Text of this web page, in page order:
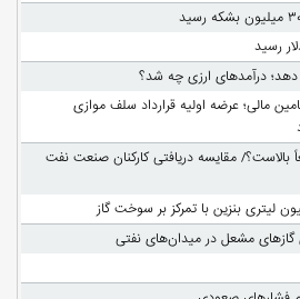
درآمدهای ارزی چه شد؟
مالی؛ عرضه اولیه قرارداد سلف موازی
بالاست؟/ مقایسه دریافتی کارکنان صنعت نفت
مشعل در میدان‌های نفتی